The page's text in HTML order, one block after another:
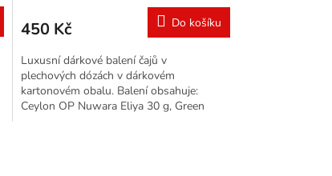
450 Kč Do košíku
Luxusní dárkové balení čajů v
plechových dózách v dárkovém
kartonovém obalu. Balení obsahuje:
Ceylon OP Nuwara Eliya 30 g, Green